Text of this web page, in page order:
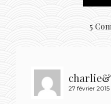
5
27 février 2015